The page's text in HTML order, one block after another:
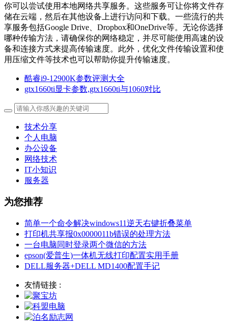
你可以尝试使用本地网络共享服务。这些服务可让你将文件存
储在云端，然后在其他设备上进行访问和下载。一些流行的共
享服务包括Google Drive、Dropbox和OneDrive等。无论你选择
哪种传输方法，请确保你的网络稳定，并尽可能使用高速的设
备和连接方式来提高传输速度。此外，优化文件传输设置和使
用压缩文件等技术也可以帮助你提升传输速度。
酷睿i9-12900K参数评测大全
gtx1660ti显卡参数,gtx1660ti与1060对比
技术分享
个人电脑
办公设备
网络技术
IT小知识
服务器
为您推荐
简单一个命令解决windows11逆天右键折叠菜单
打印机共享报0x0000011b错误的处理方法
一台电脑同时登录两个微信的方法
epson(爱普生)一体机无线打印配置实用手册
DELL服务器+DELL MD1400配置手记
友情链接 :